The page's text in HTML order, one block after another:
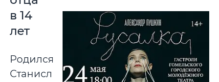
в 14
лет
Родился
Станислав